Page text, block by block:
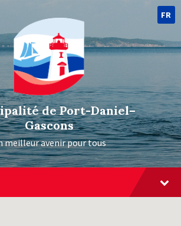
FR
de Port-Daniel–
Gascons
meilleur avenir pour tous